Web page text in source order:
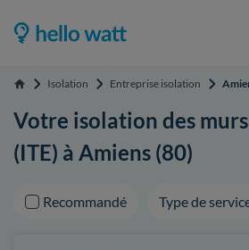
Accueil Isolation Entreprise isolation
Votre isolation des
(ITE) à Amiens (80)
Recommandé Type de